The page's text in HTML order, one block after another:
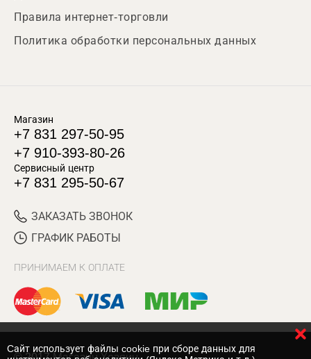
Правила интернет-торговли
Политика обработки персональных данных
Магазин
+7 831 297-50-95
+7 910-393-80-26
Сервисный центр
+7 831 295-50-67
ЗАКАЗАТЬ ЗВОНОК
ГРАФИК РАБОТЫ
ПРИНИМАЕМ К ОПЛАТЕ
Cайт использует файлы cookie при сборе данных для